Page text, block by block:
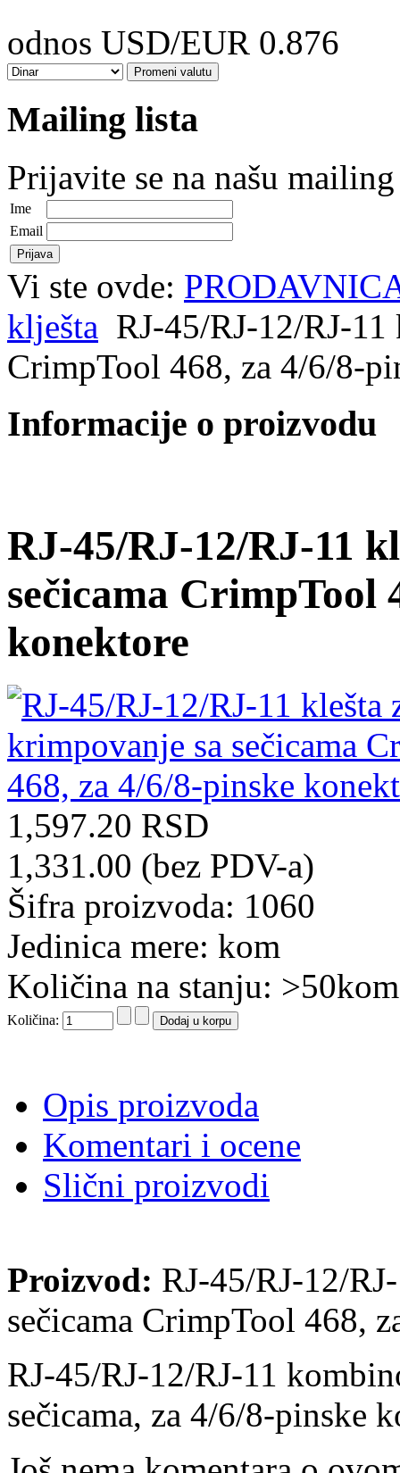
odnos USD/EUR 0.876
Mailing lista
Prijavite se na našu
Ime
Email
Vi ste ovde:
klješta RJ-45/RJ-12/RJ-11
CrimpTool 468, za 4/6/8-
Informacije o proizvodu
RJ-45/RJ-12/RJ-11
sečicama CrimpTool
konektore
1,597.20 RSD
1,331.00 (bez PDV-a)
Šifra proizvoda: 1060
Jedinica mere: kom
Količina na stanju: >50kom
Količina:
Opis proizvoda
Komentari i ocene
Slični proizvodi
Proizvod: RJ-45/RJ-12/
sečicama CrimpTool 468,
RJ-45/RJ-12/RJ-11
sečicama, za 4/6/8-pinske